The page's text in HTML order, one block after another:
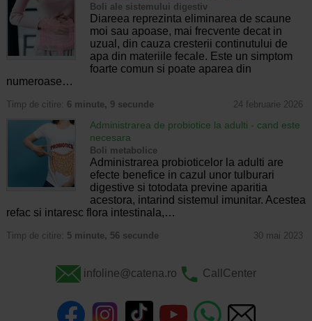
Boli ale sistemului digestiv
Diareea reprezinta eliminarea de scaune
moi sau apoase, mai frecvente decat in
uzual, din cauza cresterii continutului de
apa din materiile fecale. Este un simptom
foarte comun si poate aparea din
numeroase…
Timp de citire: 6 minute, 9 secunde 24 februarie 2026
Administrarea de probiotice la adulti - cand este
necesara
Boli metabolice
Administrarea probioticelor la adulti are
efecte benefice in cazul unor tulburari
digestive si totodata previne aparitia
acestora, intarind sistemul imunitar. Acestea
refac si intaresc flora intestinala,…
Timp de citire: 5 minute, 56 secunde 30 mai 2023
infoline@catena.ro CallCenter